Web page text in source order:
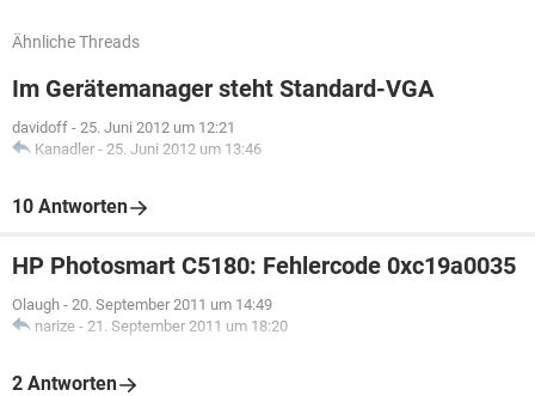
Ähnliche Threads
Im Gerätemanager steht Standard-VGA
davidoff - 25. Juni 2012 um 12:21
Kanadler - 25. Juni 2012 um 13:46
10 Antworten
HP Photosmart C5180: Fehlercode 0xc19a0035
Olaugh - 20. September 2011 um 14:49
narize - 21. September 2011 um 18:20
2 Antworten